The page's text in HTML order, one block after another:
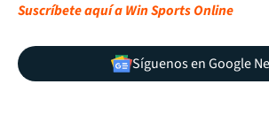
Suscríbete aquí a Win Sports Online
Síguenos en Google